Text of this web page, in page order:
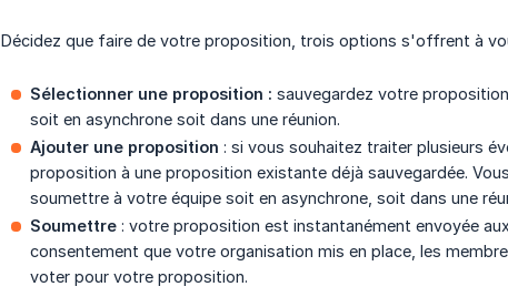
Décidez que faire de votre proposition, trois options s'offrent à
Sélectionner une proposition : sauvegardez votre
soit en asynchrone soit dans une réunion.
Ajouter une proposition : si vous souhaitez traiter plusieurs
proposition à une proposition existante déjà sauvegardée.
soumettre à votre équipe soit en asynchrone, soit dans une
Soumettre : votre proposition est instantanément envoyée
consentement que votre organisation mis en place, les
voter pour votre proposition.